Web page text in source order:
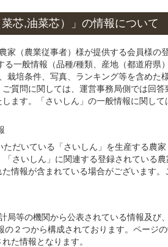
菜芯,油菜芯）」の情報について
家（農業従事者）様が提供する会員様の
一般情報（品種/種類、産地（都道府県
培条件、写真、ランキング等を含めた
質問に関しては、運営事務局側では回答
ます。「さいしん」の一般情報に関して
だいている「さいしん」を生産する農
「さいしん」に関連する登録されている農
情報が含まれている場合がございます。
局等の機関から公表されている情報及び
２つから構成されております。ページ
た情報となります。